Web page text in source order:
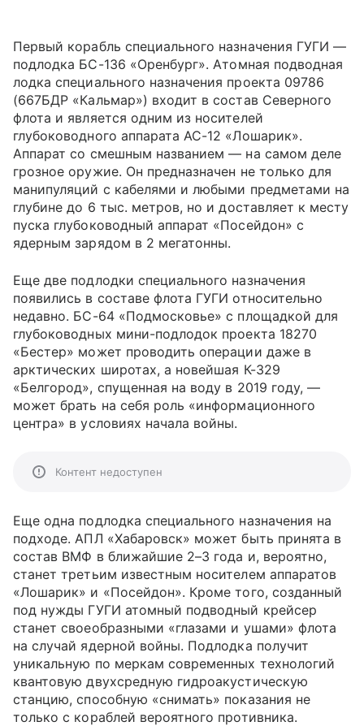
Первый корабль специального назначения ГУГИ —
подлодка БС-136 «Оренбург». Атомная подводная
лодка специального назначения проекта 09786
(667БДР «Кальмар») входит в состав Северного
флота и является одним из носителей
глубоководного аппарата АС-12 «Лошарик».
Аппарат со смешным названием — на самом деле
грозное оружие. Он предназначен не только для
манипуляций с кабелями и любыми предметами на
глубине до 6 тыс. метров, но и доставляет к месту
пуска глубоководный аппарат «Посейдон» с
ядерным зарядом в 2 мегатонны.
Еще две подлодки специального назначения
появились в составе флота ГУГИ относительно
недавно. БС-64 «Подмосковье» с площадкой для
глубоководных мини-подлодок проекта 18270
«Бестер» может проводить операции даже в
арктических широтах, а новейшая К-329
«Белгород», спущенная на воду в 2019 году, —
может брать на себя роль «информационного
центра» в условиях начала войны.
Контент недоступен
Еще одна подлодка специального назначения на
подходе. АПЛ «Хабаровск» может быть принята в
состав ВМФ в ближайшие 2–3 года и, вероятно,
станет третьим известным носителем аппаратов
«Лошарик» и «Посейдон». Кроме того, созданный
под нужды ГУГИ атомный подводный крейсер
станет своеобразными «глазами и ушами» флота
на случай ядерной войны. Подлодка получит
уникальную по меркам современных технологий
квантовую двухсредную гидроакустическую
станцию, способную «снимать» показания не
только с кораблей вероятного противника.